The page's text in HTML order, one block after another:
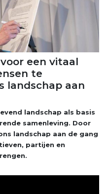
een vitaal
te
landschap aan
landschap als basis
samenleving. Door
landschap aan de gang
partijen en